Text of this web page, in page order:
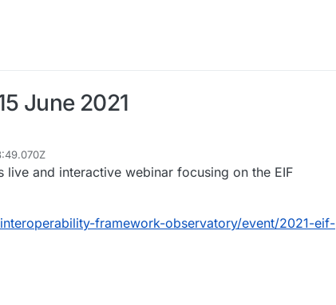
June 2021
live and interactive webinar focusing on the EIF
framework-observatory/event/2021-eif-